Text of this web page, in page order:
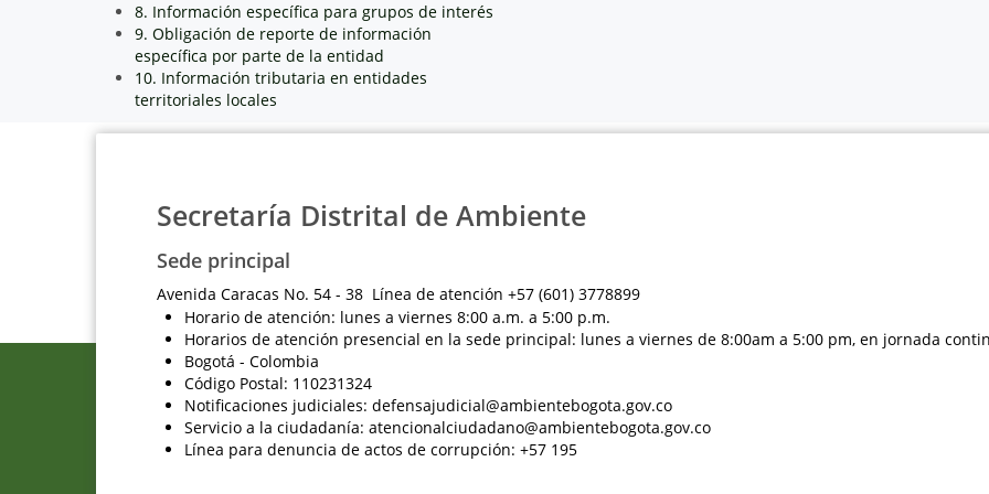
8. Información específica para grupos de interés
9. Obligación de reporte de información
específica por parte de la entidad
10. Información tributaria en entidades
territoriales locales
Secretaría Distrital de Ambiente
Sede principal
Avenida Caracas No. 54 - 38 Línea de atención +57 (601) 3778899
Horario de atención: lunes a viernes 8:00 a.m. a 5:00 p.m.
Horarios de atención presencial en la sede principal: lunes a viernes de 8:00am a 5:00 pm, en jornada
Bogotá - Colombia
Código Postal: 110231324
Notificaciones judiciales: defensajudicial@ambientebogota.gov.co
Servicio a la ciudadanía: atencionalciudadano@ambientebogota.gov.co
Línea para denuncia de actos de corrupción: +57 195